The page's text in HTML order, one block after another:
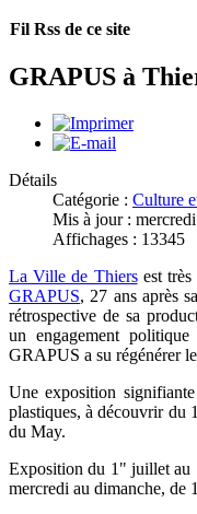
Fil Rss de ce site
GRAPUS à
Détails
Catégorie : Culture
Mis à jour :
Affichages : 13345
La Ville de Thiersest très
GRAPUS, 27 ans après
rétrospective de sa
un engagement
GRAPUS a su régénérer
Une exposition
plastiques, à découvrir du 1
du May.
Exposition du 1" juillet au
mercredi au dimanche, de